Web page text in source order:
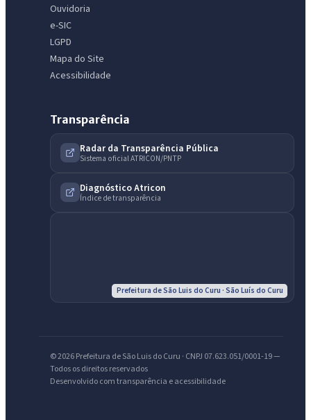
Ouvidoria
e-SIC
LGPD
Mapa do Site
Acessibilidade
Transparência
Radar da Transparência Pública
Sistema oficial ATRICON/PNTP
Diagnóstico Atricon
Índice de transparência
Prefeitura de São Luis do Curu · São Luís do Curu
© 2026 Prefeitura de São Luis do Curu · CNPJ 07.623.051/0001-19 —
Todos os direitos reservados
Desenvolvido com transparência e acessibilidade
Assistente do Portal
licitações, estrutura ou transparência do município.
Licitações abertas Carta de serviços Diário Oficial